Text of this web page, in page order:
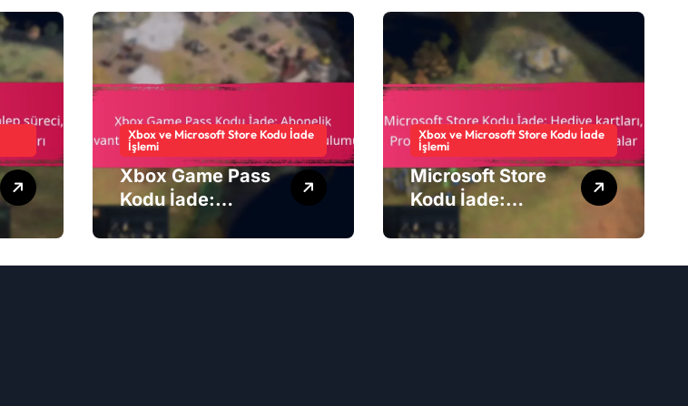
Xbox ve Microsoft Store Kodu İade
İşlemi
Xbox Game Pass
Kodu İade:
Abonelik
Deneme teklifleri,
Xbox ve Microsoft Store Kodu İade
İşlemi
Microsoft Store
Kodu İade:
Hediye kartları,
kodları, Bölgesel